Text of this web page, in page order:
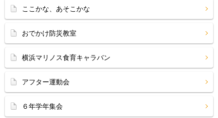
ここかな、あそこかな
おでかけ防災教室
横浜マリノス食育キャラバン
アフター運動会
６年学年集会